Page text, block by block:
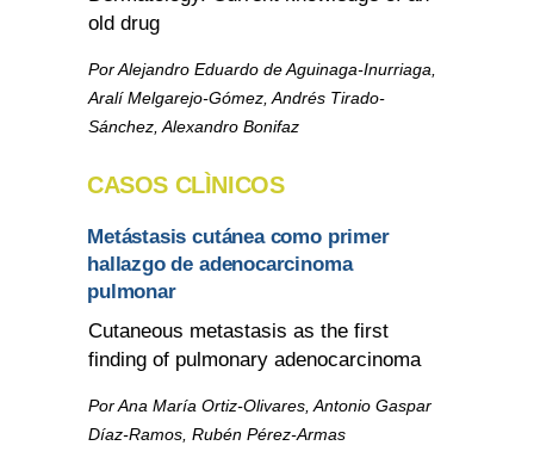
old drug
Por Alejandro Eduardo de Aguinaga-Inurriaga,
Aralí Melgarejo-Gómez, Andrés Tirado-
Sánchez, Alexandro Bonifaz
CASOS CLÌNICOS
Metástasis cutánea como primer
hallazgo de adenocarcinoma
pulmonar
Cutaneous metastasis as the first
finding of pulmonary adenocarcinoma
Por Ana María Ortiz-Olivares, Antonio Gaspar
Díaz-Ramos, Rubén Pérez-Armas